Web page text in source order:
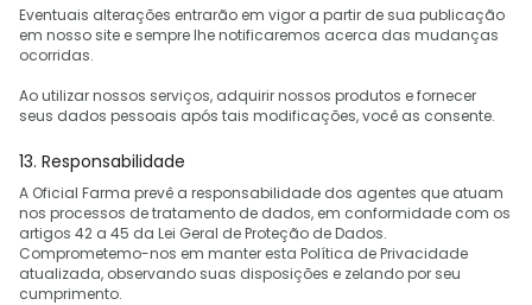
Eventuais alterações entrarão em vigor a partir de sua publicação
em nosso site e sempre lhe notificaremos acerca das mudanças
ocorridas.
Ao utilizar nossos serviços, adquirir nossos produtos e fornecer
seus dados pessoais após tais modificações, você as consente.
13. Responsabilidade
A Oficial Farma prevê a responsabilidade dos agentes que atuam
nos processos de tratamento de dados, em conformidade com os
artigos 42 a 45 da Lei Geral de Proteção de Dados.
Comprometemo-nos em manter esta Política de Privacidade
atualizada, observando suas disposições e zelando por seu
cumprimento.